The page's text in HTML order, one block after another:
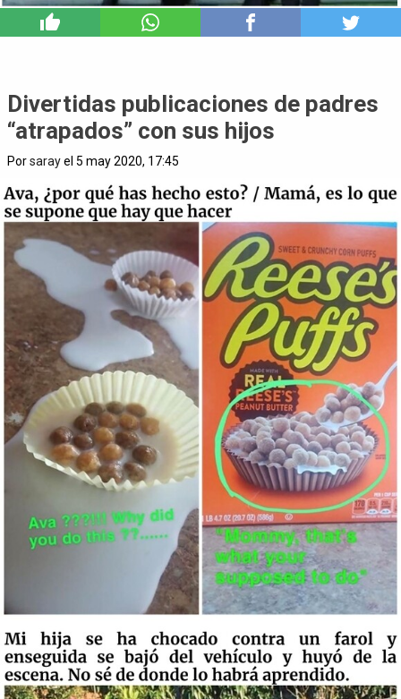
Divertidas publicaciones de padres
“atrapados” con sus hijos
Porsarayel 5 may 2020, 17:45